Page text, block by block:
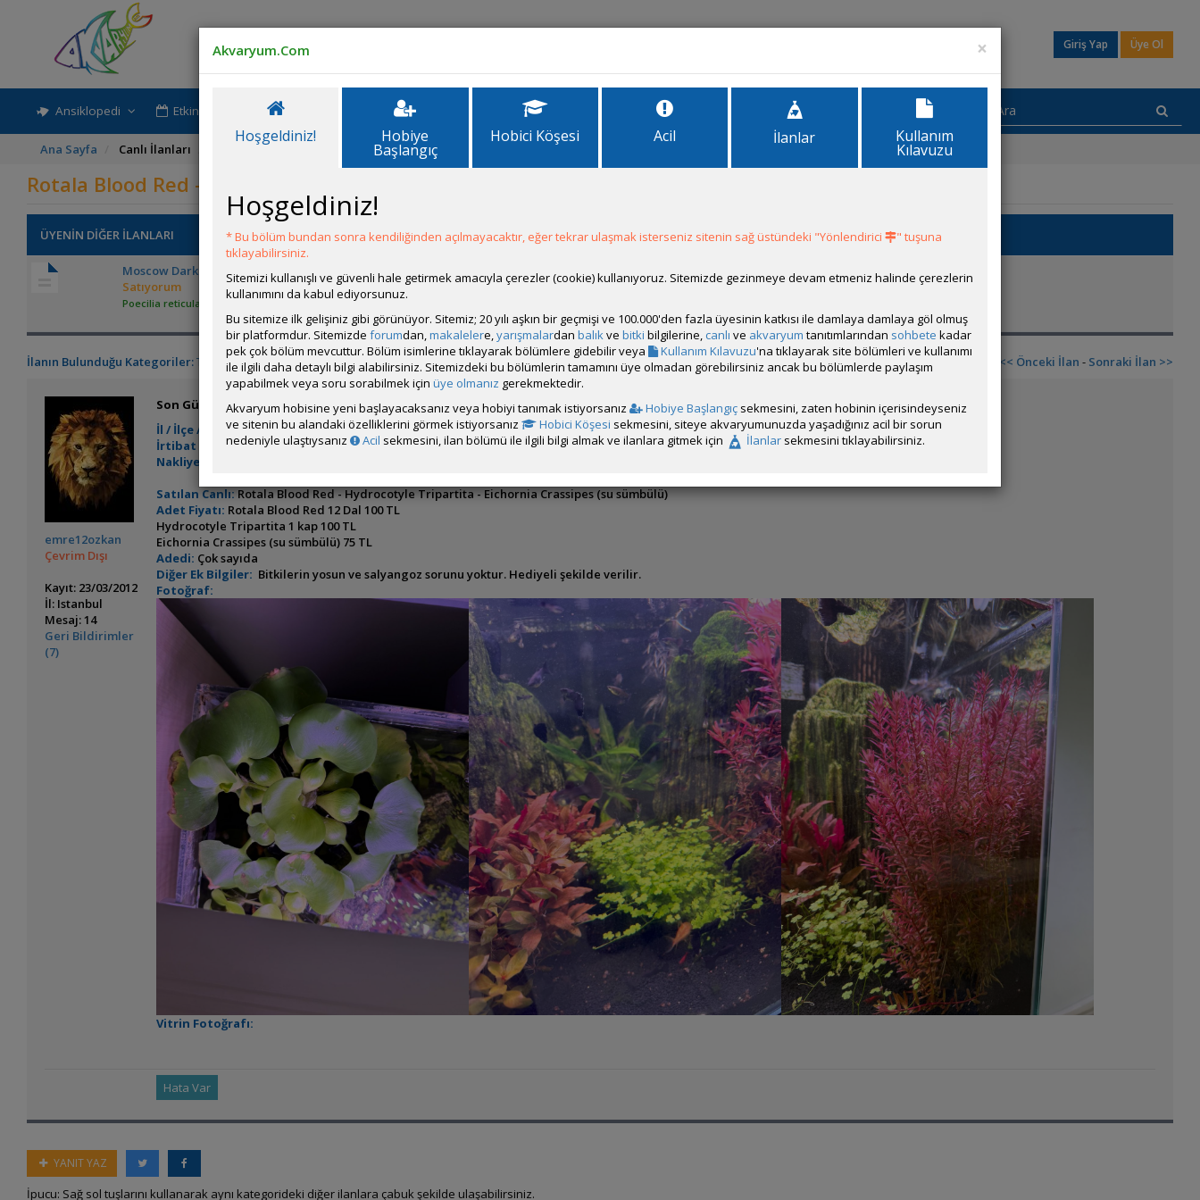
Giriş Yap Üye Ol
Ansiklopedi Etkinlik-Paylaşım İlanlar Forum
Ana Sayfa Canlı İlanları Rotala Blood Red -hydrocotyle Tripartita
Rotala Blood Red -hydrocotyle Tripartita
ÜYENİN DİĞER İLANLARI Kategori Son Güncelleme
Moscow Dark Blue Lepistes
Satıyorum
Poecilia reticulata (Lepistes - Guppy)
Canlı Güncellenme:Dün 08:25
İlanın Bulunduğu Kategoriler:Tüm Canlılar ,Tüm İlanlar << Önceki İlan - Sonraki İlan >>
emre12ozkan
Çevrim Dışı
Kayıt: 23/03/2012
İl: Istanbul
Mesaj: 14
Geri Bildirimler
(7)
Son Güncelleme Zamanı:Dün 08:25
İl / İlçe / Semt: Istanbul / Beylikdüzü / Kavakli
İrtibat Bilgileri:Özel Mesaj
Nakliye ile İlgili Ek Bilgiler:
Satılan Canlı:Rotala Blood Red - Hydrocotyle Tripartita - Eichornia Crassipes (su sümbülü)
Adet Fiyatı: Rotala Blood Red 12 Dal 100 TL
Hydrocotyle Tripartita 1 kap 100 TL
Eichornia Crassipes (su sümbülü) 75 TL
Adedi: Çok sayıda
Diğer Ek Bilgiler: Bitkilerin yosun ve salyangoz sorunu yoktur. Hediyeli şekilde verilir.
Fotoğraf:
Vitrin Fotoğrafı:
Hata Var
YANIT YAZ
İpucu: Sağ sol tuşlarını kullanarak aynı kategorideki diğer ilanlara çabuk şekilde ulaşabilirsiniz.
×
Akvaryum.Com
Hoşgeldiniz! Hobiye
Başlangıç
Hobici Köşesi Acil İlanlar Kullanım
Kılavuzu
Hoşgeldiniz!
* Bu bölüm bundan sonra kendiliğinden açılmayacaktır, eğer tekrar ulaşmak isterseniz sitenin sağ üstündeki "Yönlendirici
" tuşuna
tıklayabilirsiniz.
Sitemizi kullanışlı ve güvenli hale getirmek amacıyla çerezler (cookie) kullanıyoruz. Sitemizde gezinmeye devam etmeniz halinde çerezlerin
kullanımını da kabul ediyorsunuz.
Bu sitemize ilk gelişiniz gibi görünüyor. Sitemiz; 20 yılı aşkın bir geçmişi ve 100.000'den fazla üyesinin katkısı ile damlaya damlaya göl olmuş
bir platformdur. Sitemizde forumdan,makalelere,yarışmalardan balıkve bitki bilgilerine, canlı ve akvaryum tanıtımlarından sohbete kadar
pek çok bölüm mevcuttur. Bölüm isimlerine tıklayarak bölümlere gidebilir veya
Kullanım Kılavuzu'na tıklayarak site bölümleri ve kullanımı
ile ilgili daha detaylı bilgi alabilirsiniz. Sitemizdeki bu bölümlerin tamamını üye olmadan görebilirsiniz ancak bu bölümlerde paylaşım
yapabilmek veya soru sorabilmek için üye olmanız gerekmektedir.
Akvaryum hobisine yeni başlayacaksanız veya hobiyi tanımak istiyorsanız
Hobiye Başlangıç sekmesini, zaten hobinin içerisindeyseniz
ve sitenin bu alandaki özelliklerini görmek istiyorsanız
Hobici Köşesi sekmesini, siteye akvaryumunuzda yaşadığınız acil bir sorun
nedeniyle ulaştıysanız
Acil sekmesini, ilan bölümü ile ilgili bilgi almak ve ilanlara gitmek için İlanlar sekmesini tıklayabilirsiniz.